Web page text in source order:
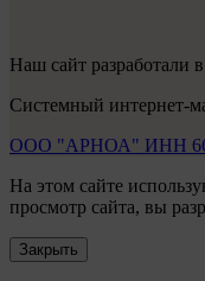
Наш сайт разработали в
Системный интернет-
ООО "АРНОА" ИНН
На этом сайте
просмотр сайта, вы
Закрыть